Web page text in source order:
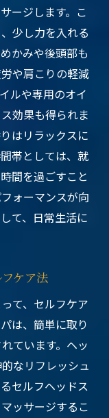
ージします。こ
少し力を入れる
かみや後頭部も
や肩こりの軽減
ルや専用のオイ
効果も得られま
はリラックスに
帯としては、就
間を過ごすこと
ォーマンスが向
て、日常生活に
ケア法
て、セルフケア
は、簡単に取り
ています。ヘッ
なリフレッシュ
セルフヘッドス
ッサージするこ